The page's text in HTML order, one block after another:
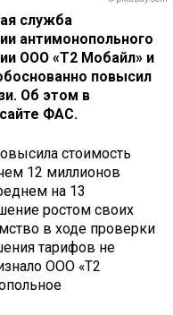
служба
антимонопольного
ООО «Т2 Мобайл» и
повысил
Об этом в
ФАС.
стоимость
12 миллионов
на 13
ростом своих
в ходе проверки
тарифов не
ООО «Т2